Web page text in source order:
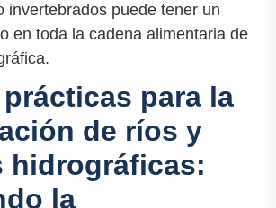
invertebrados puede tener un
en toda la cadena alimentaria de
para la
de ríos y
hidrográficas:
la